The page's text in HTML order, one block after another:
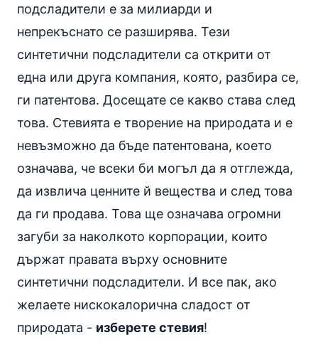
подсладители е за милиарди и
непрекъснато се разширява. Тези
синтетични подсладители са открити от
една или друга компания, която, разбира се,
ги патентова. Досещате се какво става след
това. Стевията е творение на природата и е
невъзможно да бъде патентована, което
означава, че всеки би могъл да я отглежда,
да извлича ценните й вещества и след това
да ги продава. Това ще означава огромни
загуби за наколкото корпорации, които
държат правата върху основните
синтетични подсладители. И все пак, ако
желаете нискокалорична сладост от
природата - изберете стевия!